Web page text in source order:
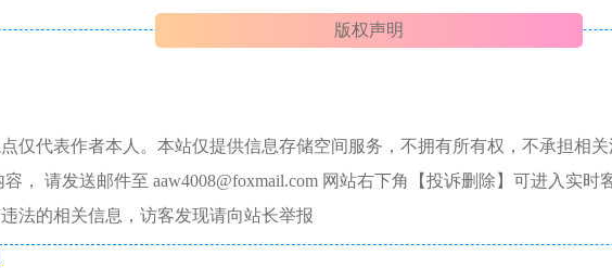
版权声明
仅代表作者本人。本站仅提供信息存储空间服务，不拥有所有权，不承担相
， 请发送邮件至 aaw4008@foxmail.com 网站右下角【投诉删除】可进入实时
法的相关信息，访客发现请向站长举报